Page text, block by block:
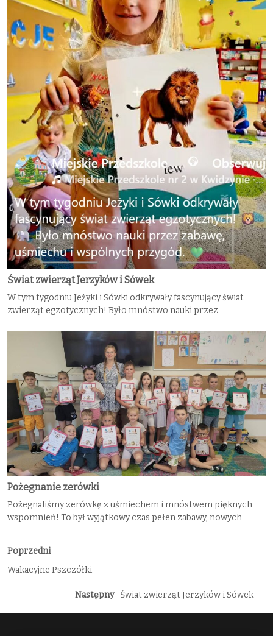
Świat zwierząt Jerzyków i Sówek
W tym tygodniu Jeżyki i Sówki odkrywały fascynujący świat
zwierząt egzotycznych! Było mnóstwo nauki przez
Pożegnanie zerówki
Pożegnaliśmy zerówkę z uśmiechem i mnóstwem pięknych
wspomnień! To był wyjątkowy czas pełen zabawy, nowych
Poprzedni
Wakacyjne Pszczółki
Następny Świat zwierząt Jerzyków i Sówek